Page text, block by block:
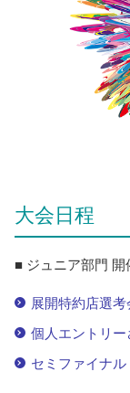
大会日程
■ ジュニア部門
展開特約店選
個人エントリー
セミファイナ